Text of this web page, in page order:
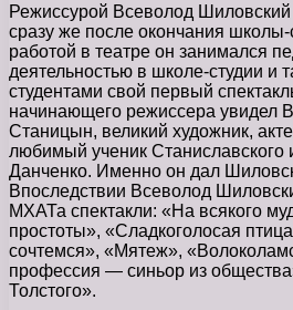
Режиссурой Всеволод Шиловский
сразу же после окончания
работой в театре он занимался
деятельностью в школе-студии и
студентами свой первый
начинающего режиссера увидел
Станицын, великий художник,
любимый ученик
Данченко. Именно он дал
Впоследствии Всеволод
МХАТа спектакли: «На всякого
простоты», «Сладкоголосая
сочтемся», «Мятеж»,
профессия — синьор из
Толстого».